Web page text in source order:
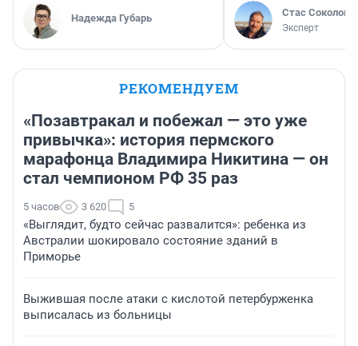
Надежда Губарь Стас Соколов
Эксперт
РЕКОМЕНДУЕМ
«Позавтракал и побежал — это уже
привычка»: история пермского
марафонца Владимира Никитина — он
стал чемпионом РФ 35 раз
5 часов 3 620 5
«Выглядит, будто сейчас развалится»: ребенка из
Австралии шокировало состояние зданий в
Приморье
Выжившая после атаки с кислотой петербурженка
выписалась из больницы